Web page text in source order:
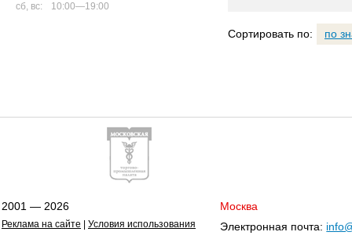
сб, вс:
10:00—19:00
Сортировать по: по
2001 — 2026
Реклама на сайте Условия использования
Москва
Электронная почта: